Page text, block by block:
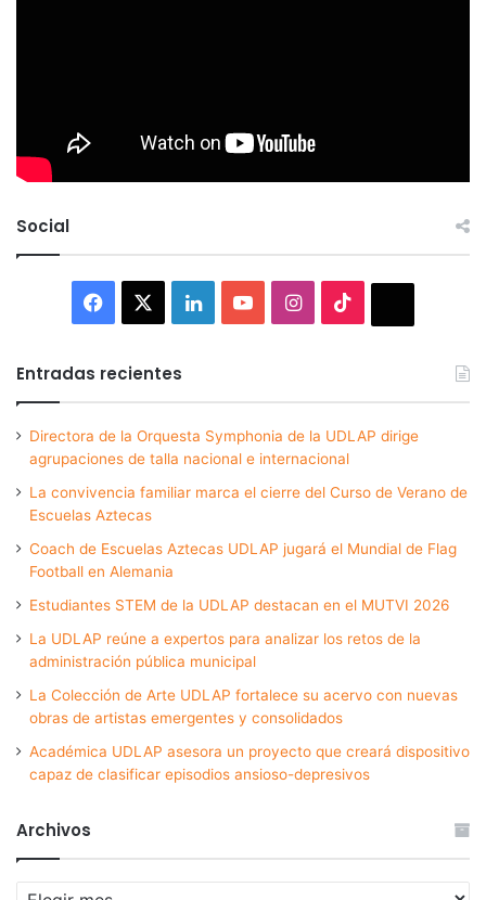
Social
Facebook LinkedInYouTubeInstagram
Entradas recientes
Directora de la Orquesta Symphonia de la UDLAP dirige
agrupaciones de talla nacional e internacional
La convivencia familiar marca el cierre del Curso de Verano de
Escuelas Aztecas
Coach de Escuelas Aztecas UDLAP jugará el Mundial de Flag
Football en Alemania
Estudiantes STEM de la UDLAP destacan en el MUTVI 2026
La UDLAP reúne a expertos para analizar los retos de la
administración pública municipal
La Colección de Arte UDLAP fortalece su acervo con nuevas
obras de artistas emergentes y consolidados
Académica UDLAP asesora un proyecto que creará dispositivo
capaz de clasificar episodios ansioso-depresivos
Archivos
Archivos